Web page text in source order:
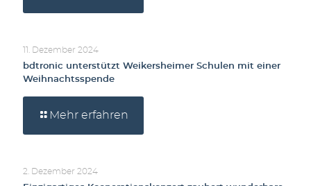
11. Dezember 2024
bdtronic unterstützt Weikersheimer Schulen mit einer
Weihnachtsspende
Mehr erfahren
2. Dezember 2024